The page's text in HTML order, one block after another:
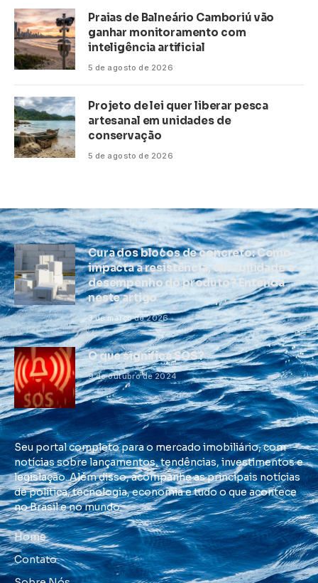
Praias de Balneário Camboriú vão
ganhar monitoramento com
inteligência artificial
5 de agosto de 2026
Projeto de lei quer liberar pesca
artesanal em unidades de
conservação
5 de agosto de 2026
Cura dos blocos de concreto: Como
impacta a resistência, durabilidade e
desempenho do produto? Entenda
neste artigo
3 de março de 2026
O que significa SOS?
9 de outubro de 2024
Seu portal completo para o mercado imobiliário, com
notícias sobre lançamentos, tendências, investimentos e
legislação. Além disso, acompanhe as principais notícias
de política, tecnologia, economia e tudo o que acontece
no Brasil e no mundo.
Home
Contato